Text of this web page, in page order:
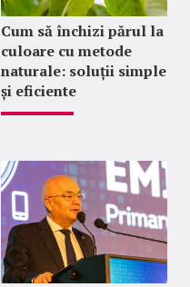
Cum să închizi părul la
culoare cu metode
naturale: soluții simple
și eficiente